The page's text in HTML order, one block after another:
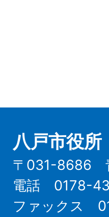
八戸市役所
〒031-8686
電話 0178-
ファックス